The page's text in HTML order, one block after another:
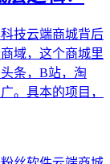
技云端商城背后
域，这个商城里
条，B站，淘
。具本的项目，